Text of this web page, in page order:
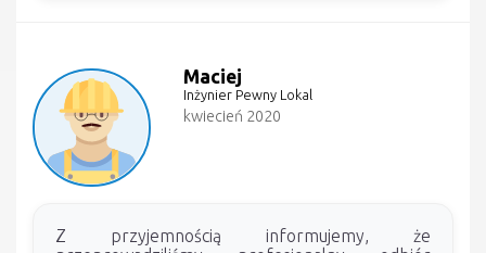
Maciej
Inżynier Pewny Lokal
kwiecień 2020
Z przyjemnością informujemy, że